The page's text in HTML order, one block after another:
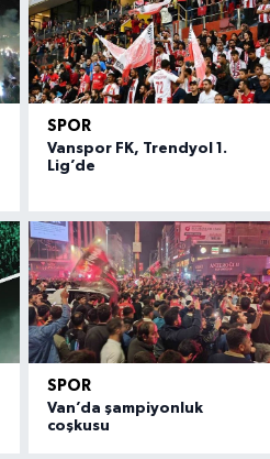
SPOR
Vanspor FK, Trendyol 1.
Lig’de
SPOR
Van’da şampiyonluk
coşkusu